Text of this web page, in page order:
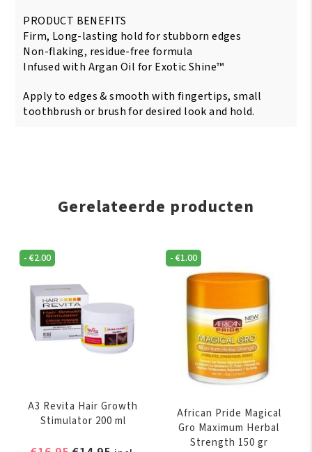
PRODUCT BENEFITS
Firm, Long-lasting hold for stubborn edges
Non-flaking, residue-free formula
Infused with Argan Oil for Exotic Shine™
Apply to edges & smooth with fingertips, small
toothbrush or brush for desired look and hold.
Gerelateerde producten
-€2.00
A3 Revita Hair Growth
Stimulator 200 ml
-€1.00
African Pride Magical
Gro Maximum Herbal
Strength 150 gr